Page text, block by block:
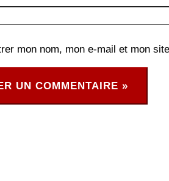
mon nom, mon e-mail et mon